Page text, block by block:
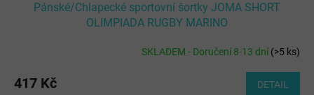
Pánské/Chlapecké sportovní šortky JOMA SHORT
OLIMPIADA RUGBY MARINO
SKLADEM - Doručení 8-13 dní(>5 ks)
417 Kč DETAIL